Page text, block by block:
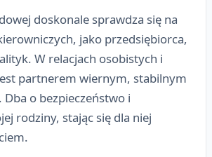
doskonale sprawdza się na
jako przedsiębiorca,
W relacjach osobistych i
partnerem wiernym, stabilnym
o bezpieczeństwo i
rodziny, stając się dla niej